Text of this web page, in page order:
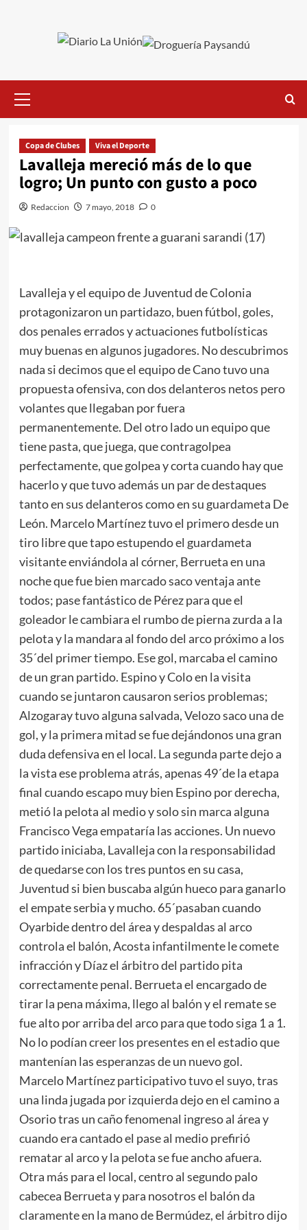
primario
Copa de Clubes Viva el Deporte
Lavalleja mereció más de lo que
logro; Un punto con gusto a poco
Redaccion 7 mayo, 2018 0
Lavalleja y el equipo de Juventud de Colonia
protagonizaron un partidazo, buen fútbol, goles,
dos penales errados y actuaciones futbolísticas
muy buenas en algunos jugadores. No descubrimos
nada si decimos que el equipo de Cano tuvo una
propuesta ofensiva, con dos delanteros netos pero
volantes que llegaban por fuera
permanentemente. Del otro lado un equipo que
tiene pasta, que juega, que contragolpea
perfectamente, que golpea y corta cuando hay que
hacerlo y que tuvo además un par de destaques
tanto en sus delanteros como en su guardameta De
León. Marcelo Martínez tuvo el primero desde un
tiro libre que tapo estupendo el guardameta
visitante enviándola al córner, Berrueta en una
noche que fue bien marcado saco ventaja ante
todos; pase fantástico de Pérez para que el
goleador le cambiara el rumbo de pierna zurda a la
pelota y la mandara al fondo del arco próximo a los
35´del primer tiempo. Ese gol, marcaba el camino
de un gran partido. Espino y Colo en la visita
cuando se juntaron causaron serios problemas;
Alzogaray tuvo alguna salvada, Velozo saco una de
gol, y la primera mitad se fue dejándonos una gran
duda defensiva en el local. La segunda parte dejo a
la vista ese problema atrás, apenas 49´de la etapa
final cuando escapo muy bien Espino por derecha,
metió la pelota al medio y solo sin marca alguna
Francisco Vega empataría las acciones. Un nuevo
partido iniciaba, Lavalleja con la responsabilidad
de quedarse con los tres puntos en su casa,
Juventud si bien buscaba algún hueco para ganarlo
el empate serbia y mucho. 65´pasaban cuando
Oyarbide dentro del área y despaldas al arco
controla el balón, Acosta infantilmente le comete
infracción y Díaz el árbitro del partido pita
correctamente penal. Berrueta el encargado de
tirar la pena máxima, llego al balón y el remate se
fue alto por arriba del arco para que todo siga 1 a 1.
No lo podían creer los presentes en el estadio que
mantenían las esperanzas de un nuevo gol.
Marcelo Martínez participativo tuvo el suyo, tras
una linda jugada por izquierda dejo en el camino a
Osorio tras un caño fenomenal ingreso al área y
cuando era cantado el pase al medio prefirió
rematar al arco y la pelota se fue ancho afuera.
Otra más para el local, centro al segundo palo
cabecea Berrueta y para nosotros el balón da
claramente en la mano de Bermúdez, el árbitro dijo